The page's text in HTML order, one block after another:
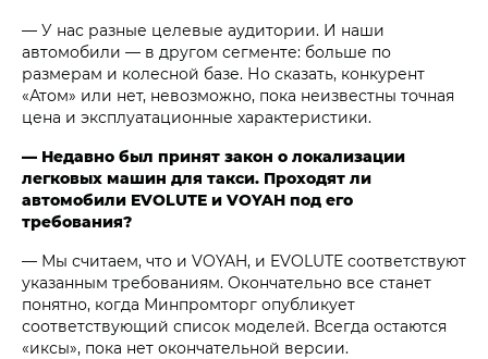
— У нас разные целевые аудитории. И наши
автомобили — в другом сегменте: больше по
размерам и колесной базе. Но сказать, конкурент
«Атом» или нет, невозможно, пока неизвестны точная
цена и эксплуатационные характеристики.
— Недавно был принят закон о локализации
легковых машин для такси. Проходят ли
автомобили EVOLUTE и VOYAH под его
требования?
— Мы считаем, что и VOYAH, и EVOLUTE соответствуют
указанным требованиям. Окончательно все станет
понятно, когда Минпромторг опубликует
соответствующий список моделей. Всегда остаются
«иксы», пока нет окончательной версии.